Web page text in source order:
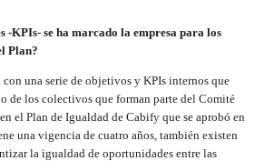
-KPIs- se ha marcado la empresa para los
Plan?
con una serie de objetivos y KPIs internos que
de los colectivos que forman parte del Comité
el Plan de Igualdad de Cabify que se aprobó en
una vigencia de cuatro años, también existen
la igualdad de oportunidades entre las